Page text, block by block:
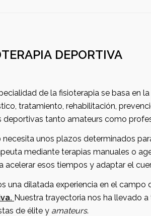
DEPORTIVA
tratamiento, rehabilitación,
lesiones deportivas tanto amateurs como
o agentes físicos puede
ayudar a acelerar esos tiempos y
Tenemos una dilatada
Nuestra trayectoria nos ha llevado
de élite y amateurs.